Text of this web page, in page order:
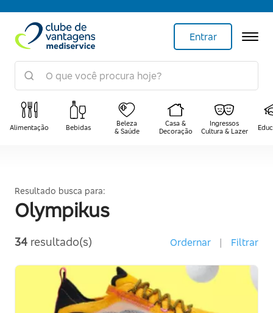
Entrar
Alimentação Bebidas
Beleza
& Saúde
Casa &
Decoração
Ingressos
Cultura & Lazer
Resultado busca para:
Olympikus
34 resultado(s) Ordernar | Filtrar